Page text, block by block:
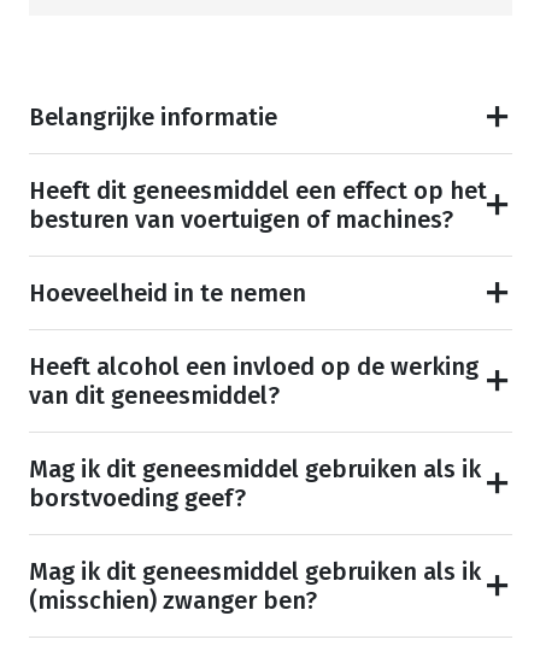
Belangrijke informatie
Heeft dit geneesmiddel een effect op het
besturen van voertuigen of machines?
Hoeveelheid in te nemen
Heeft alcohol een invloed op de werking
van dit geneesmiddel?
Mag ik dit geneesmiddel gebruiken als ik
borstvoeding geef?
Mag ik dit geneesmiddel gebruiken als ik
(misschien) zwanger ben?